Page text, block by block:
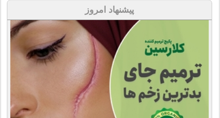
پیشنهاد امروز